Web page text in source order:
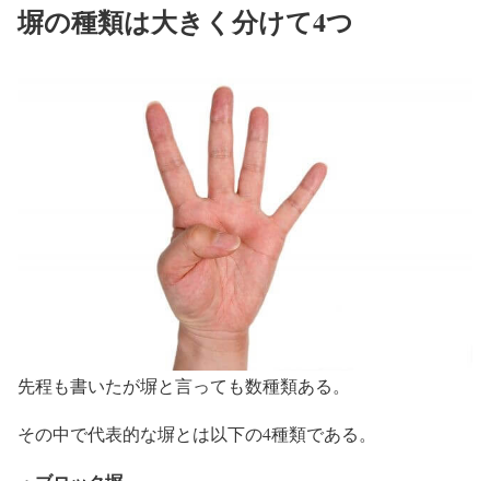
塀の種類は大きく分けて4つ
先程も書いたが塀と言っても数種類ある。
その中で代表的な塀とは以下の4種類である。